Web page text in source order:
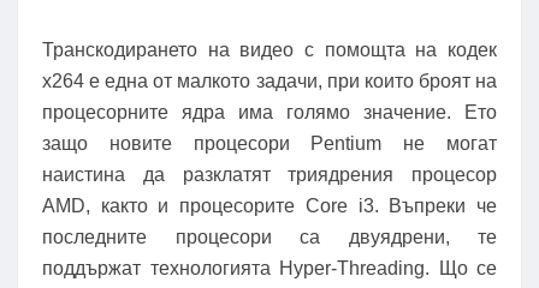
Транскодирането на видео с помощта на кодек
x264 е една от малкото задачи, при които броят на
процесорните ядра има голямо значение. Ето
защо новите процесори Pentium не могат
наистина да разклатят триядрения процесор
AMD, както и процесорите Core i3. Въпреки че
последните процесори са двуядрени, те
поддържат технологията Hyper-Threading. Що се